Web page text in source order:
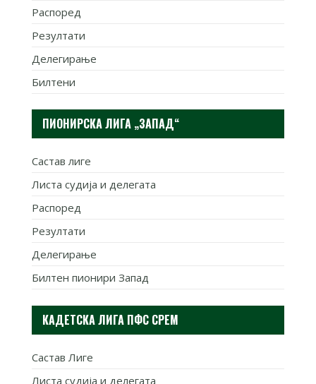
Распоред
Резултати
Делегирање
Билтени
ПИОНИРСКА ЛИГА „ЗАПАД“
Састав лиге
Листа судија и делегата
Распоред
Резултати
Делегирање
Билтен пионири Запад
КАДЕТСКА ЛИГА ПФС СРЕМ
Састав Лиге
Листа судија и делегата